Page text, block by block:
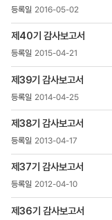
>
목록
번호,
등록일
,
첨부파일
,
조회수
2016-05-02
제40기 감사보고서
2015-04-21
제39기 감사보고서
2014-04-25
제38기 감사보고서
2013-04-17
제37기 감사보고서
2012-04-10
제36기 감사보고서